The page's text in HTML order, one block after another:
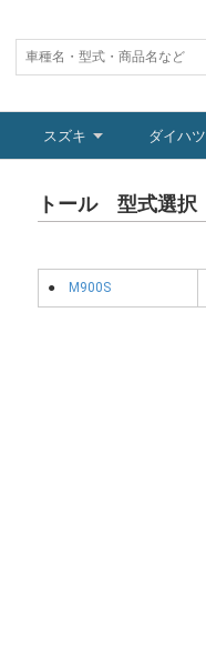
スズキ ダイハツ
トール 型式選択
● M900S